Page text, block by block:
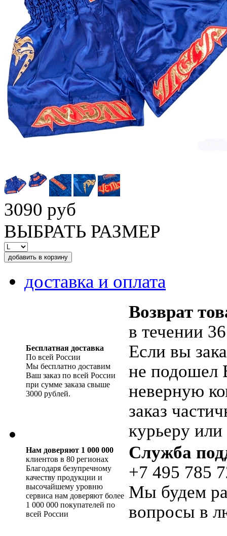
3090 руб
ВЫБРАТЬ РАЗМЕР
доставка и оплата
Бесплатная доставка
По всей России
Мы бесплатно доставим
Ваш заказ по всей России
при сумме заказа свыше
3000 рублей.
Возврат
в течении
Если вы
не подошел
неверную
заказ
курьеру
Нам доверяют 1 000 000
клиентов в 80 регионах
Благодаря безупречному
качеству продукции и
высочайшему уровню
сервиса нам доверяют более
1 000 000 покупателей по
всей России
Служба
+7 495 785
Мы будем
вопросы в